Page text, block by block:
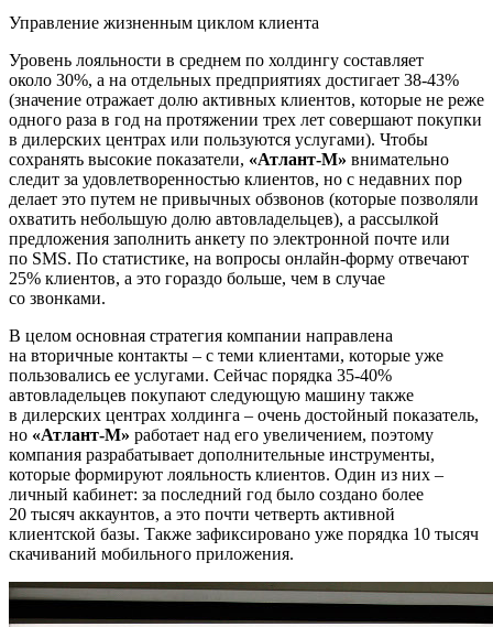
Управление жизненным циклом клиента
Уровень лояльности в среднем по холдингу составляет
около 30%, а на отдельных предприятиях достигает 38-43%
(значение отражает долю активных клиентов, которые не реже
одного раза в год на протяжении трех лет совершают покупки
в дилерских центрах или пользуются услугами). Чтобы
сохранять высокие показатели, «Атлант-М» внимательно
следит за удовлетворенностью клиентов, но с недавних пор
делает это путем не привычных обзвонов (которые позволяли
охватить небольшую долю автовладельцев), а рассылкой
предложения заполнить анкету по электронной почте или
по SMS. По статистике, на вопросы онлайн-форму отвечают
25% клиентов, а это гораздо больше, чем в случае
со звонками.
В целом основная стратегия компании направлена
на вторичные контакты – с теми клиентами, которые уже
пользовались ее услугами. Сейчас порядка 35-40%
автовладельцев покупают следующую машину также
в дилерских центрах холдинга – очень достойный показатель,
но «Атлант-М» работает над его увеличением, поэтому
компания разрабатывает дополнительные инструменты,
которые формируют лояльность клиентов. Один из них –
личный кабинет: за последний год было создано более
20 тысяч аккаунтов, а это почти четверть активной
клиентской базы. Также зафиксировано уже порядка 10 тысяч
скачиваний мобильного приложения.